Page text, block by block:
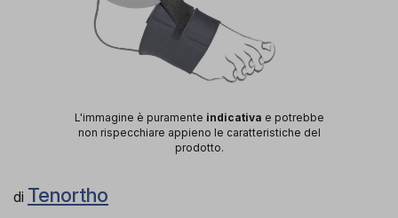
L'immagine è puramente indicativa e potrebbe
non rispecchiare appieno le caratteristiche del
prodotto.
di Tenortho